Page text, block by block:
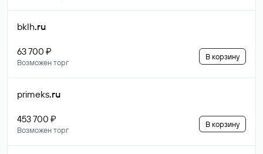
bklh.ru
63 700 ₽
Возможен торг
В корзину
primeks.ru
453 700 ₽
Возможен торг
В корзину